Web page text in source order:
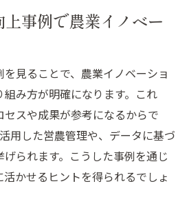
きるイノベーション技術と生
ションが支える一人農業の効
導く一人農業のスマート技術
ンで変わる一人農業の新常識
益性を高める最新イノベーシ
事例で農業イノベー
見ることで、農業イノベーショ
み方が明確になります。これ
スや成果が参考になるからで
用した営農管理や、データに基づ
られます。こうした事例を通じ
かせるヒントを得られるでしょ